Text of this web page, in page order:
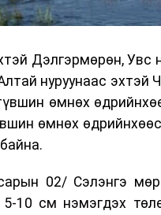
Дэлгэрмөрөн,
нуруунаас эхтэй
өмнөх
өмнөх
02/ Сэлэнгэ
10 см нэмэгдэх